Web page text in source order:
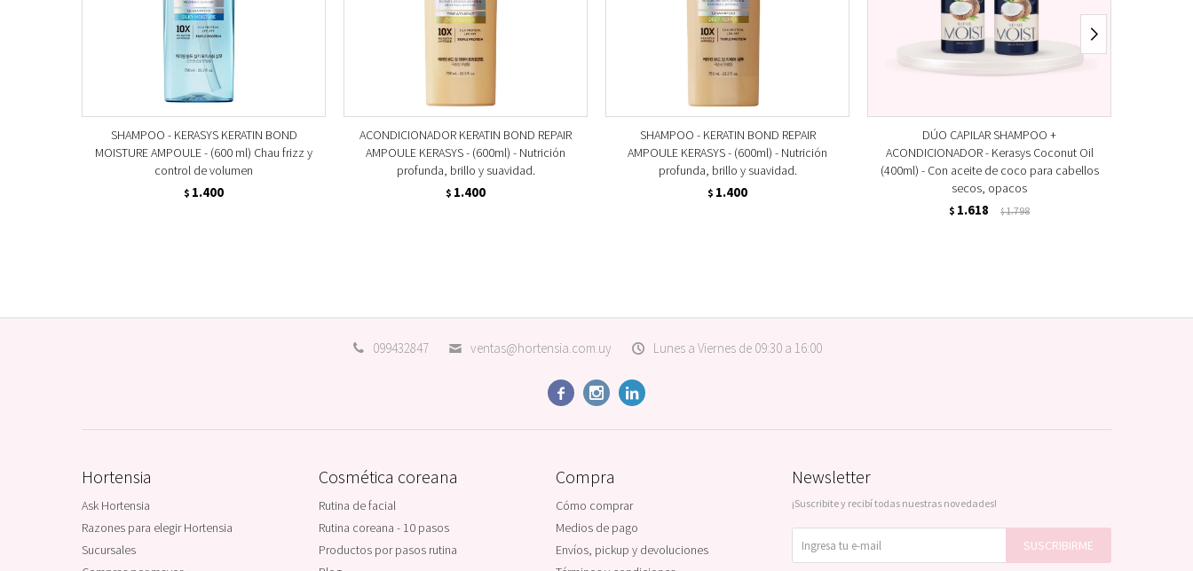
SHAMPOO - KERASYS KERATIN BOND
MOISTURE AMPOULE - (600 ml) Chau frizz y
control de volumen
$ 1.400
ACONDICIONADOR KERATIN BOND REPAIR
AMPOULE KERASYS - (600ml) - Nutrición
profunda, brillo y suavidad.
$ 1.400
SHAMPOO - KERATIN BOND REPAIR
AMPOULE KERASYS - (600ml) - Nutrición
profunda, brillo y suavidad.
$ 1.400
DÚO CAPILAR SHAMPOO +
ACONDICIONADOR - Kerasys Coconut Oil
(400ml) - Con aceite de coco para cabellos
secos, opacos
$ 1.618 $1.798
099432847 ventas@hortensia.com.uy Lunes a Viernes de 09:30 a 16:00
  
Hortensia
Ask Hortensia
Razones para elegir Hortensia
Sucursales
Cosmética coreana
Rutina de facial
Rutina coreana - 10 pasos
Productos por pasos rutina
Compra
Cómo comprar
Medios de pago
Envíos, pickup y devoluciones
Newsletter
¡Suscribite y recibí todas nuestras novedades!
SUSCRIBIRME